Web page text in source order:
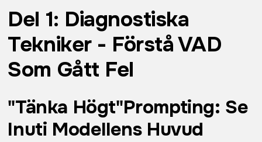
Del 1: Diagnostiska
Tekniker - Förstå VAD
Som Gått Fel
"Tänka Högt"Prompting: Se
Inuti Modellens Huvud